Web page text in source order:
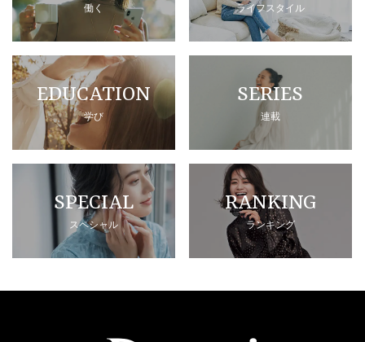
働く ライフスタイル
EDUCATION
学び
SERIES
連載
SPECIAL
スペシャル
RANKING
ランキング